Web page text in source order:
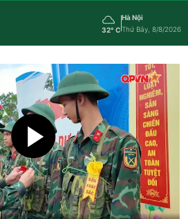
32° C
Hà Nội
Thứ Bảy, 8/8/2026